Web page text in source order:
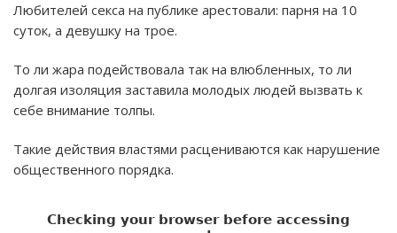
Любителей секса на публике арестовали: парня на 10
суток, а девушку на трое.
То ли жара подействовала так на влюбленных, то ли
долгая изоляция заставила молодых людей вызвать к
себе внимание толпы.
Такие действия властями расцениваются как нарушение
общественного порядка.